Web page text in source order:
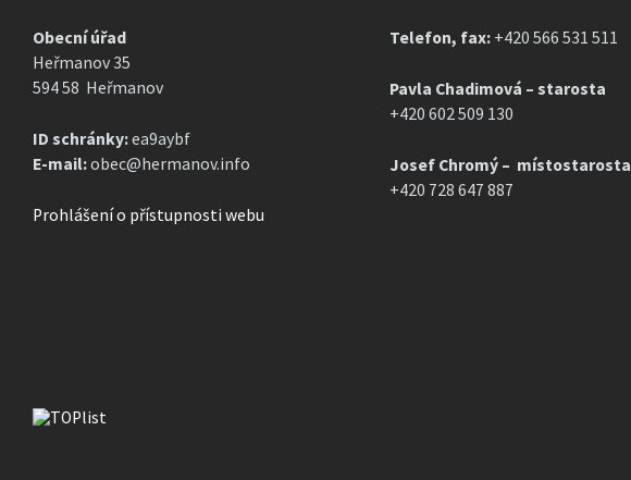
Obecní úřad
Heřmanov 35
594 58 Heřmanov
ID schránky:ea9aybf
E-mail:obec@hermanov.info
Prohlášení o přístupnosti webu
Telefon, fax: +420 566 531 511
Pavla Chadimová – starosta
+420 602 509 130
Josef Chromý – místostarosta
+420 728 647 887